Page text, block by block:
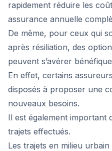
rapidement réduire les
assurance annuelle
De même, pour ceux qui
après résiliation, des
peuvent s’avérer
En effet, certains
disposés à proposer une
nouveaux besoins.
Il est également important
trajets effectués.
Les trajets en milieu